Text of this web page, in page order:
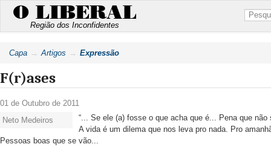
O LIBERAL
Região dos Inconfidentes
Capa Artigos Expressão
F(r)ases
01 de Outubro de 2011
Neto Medeiros
“... Se ele (a) fosse o que acha que é... Pena que
A vida é um dilema que nos leva pro nada. Pro
Pessoas boas que se vão...